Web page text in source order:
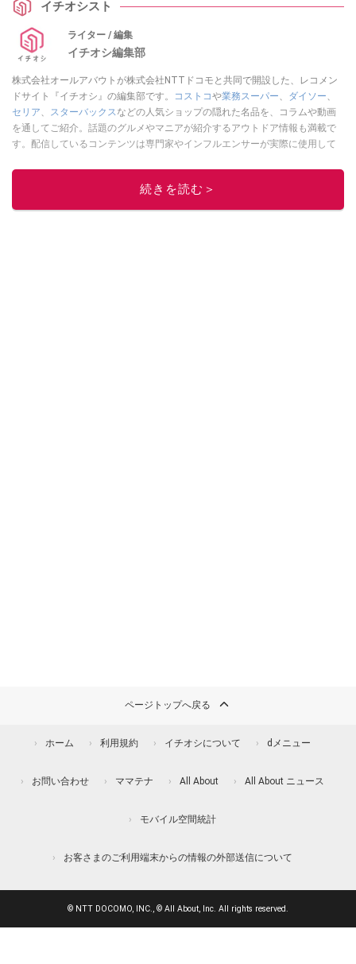
イチオシスト
ライター / 編集
イチオシ編集部
株式会社オールアバウトが株式会社NTTドコモと共同で開設した、レコメン
ドサイト『イチオシ』の編集部です。
コストコや業務スーパー、 ダイソー、
セリア、 スターバックスなどの人気ショップの隠れた名品を、コラムや動画
を通してご紹介。話題のグルメやマニアが紹介するアウトドア情報も満載で
す。配信しているコンテンツは専門家やインフルエンサーが実際に使用して
ニュースでフォロー
続きを読む＞
ページトップへ戻る
ホーム 利用規約 イチオシについて dメニュー
お問い合わせ ママテナ All About All About ニュース
モバイル空間統計
お客さまのご利用端末からの情報の外部送信について
© NTT DOCOMO, INC., © All About, Inc. All rights reserved.